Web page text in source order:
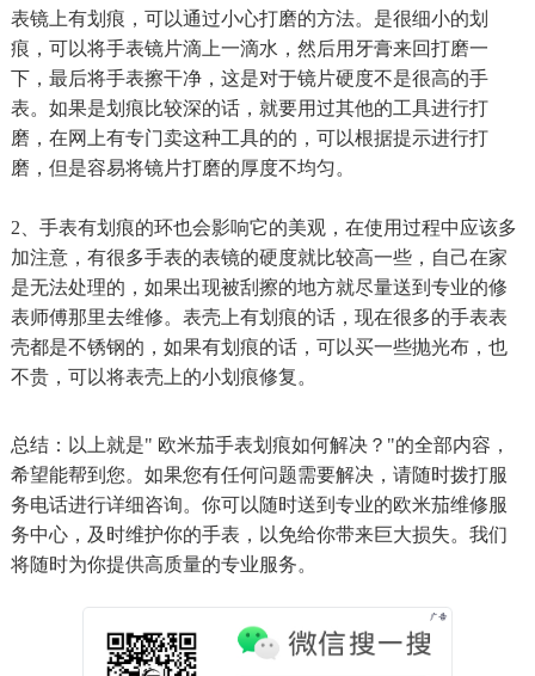
表镜上有划痕，可以通过小心打磨的方法。是很细小的划
痕，可以将手表镜片滴上一滴水，然后用牙膏来回打磨一
下，最后将手表擦干净，这是对于镜片硬度不是很高的手
表。如果是划痕比较深的话，就要用过其他的工具进行打
磨，在网上有专门卖这种工具的的，可以根据提示进行打
磨，但是容易将镜片打磨的厚度不均匀。
2、手表有划痕的环也会影响它的美观，在使用过程中应该多
加注意，有很多手表的表镜的硬度就比较高一些，自己在家
是无法处理的，如果出现被刮擦的地方就尽量送到专业的修
表师傅那里去维修。表壳上有划痕的话，现在很多的手表表
壳都是不锈钢的，如果有划痕的话，可以买一些抛光布，也
不贵，可以将表壳上的小划痕修复。
总结：以上就是" 欧米茄手表划痕如何解决？"的全部内容，
希望能帮到您。如果您有任何问题需要解决，请随时拨打服
务电话进行详细咨询。你可以随时送到专业的欧米茄维修服
务中心，及时维护你的手表，以免给你带来巨大损失。我们
将随时为你提供高质量的专业服务。